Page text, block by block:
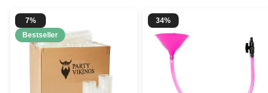
7%
Bestseller
34%